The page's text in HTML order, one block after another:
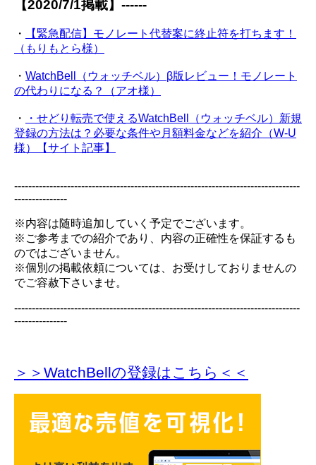
【2020/7/1掲載】------
・
【緊急配信】モノレート代替案に終止符を打ちます！
（もりもとら様）
・ WatchBell（ウォッチベル）β版レビュー！モノレート
の代わりになる？（アオ様）
・
・せどり転売で使えるWatchBell（ウォッチベル）新規
登録の方法は？必要な条件や月額料金などを紹介（W-U
様）【サイト記事】
---------------------------------------------------------------------------------
---------------
※内容は随時追加していく予定でございます。
※ご参考までの紹介であり、内容の正確性を保証するも
のではございません。
※個別の掲載依頼については、お受けしておりませんの
でご容赦下さいませ。
---------------------------------------------------------------------------------
---------------
＞＞WatchBellの登録はこちら＜＜